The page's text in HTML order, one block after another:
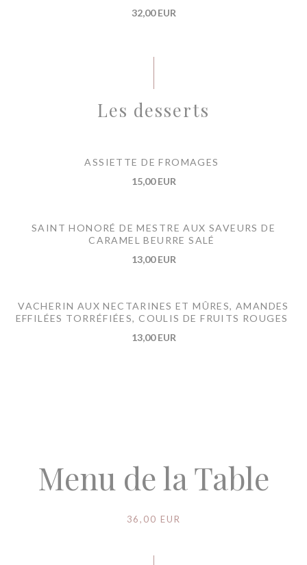
32,00 EUR
Les desserts
ASSIETTE DE FROMAGES
15,00 EUR
SAINT HONORÉ DE MESTRE AUX SAVEURS DE
CARAMEL BEURRE SALÉ
13,00 EUR
VACHERIN AUX NECTARINES ET MÛRES, AMANDES
EFFILÉES TORRÉFIÉES, COULIS DE FRUITS ROUGES
13,00 EUR
Menu de la Table
36,00 EUR